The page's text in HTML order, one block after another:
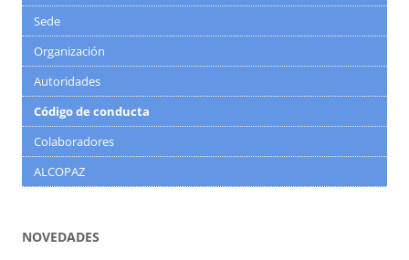
Sede
Organización
Autoridades
Código de conducta
Colaboradores
ALCOPAZ
NOVEDADES